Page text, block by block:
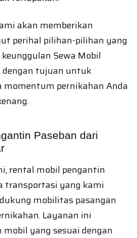
akan memberikan
perihal pilihan-pilihan yang
Sewa Mobil
dengan tujuan untuk
momentum pernikahan Anda
Paseban dari
rental mobil pengantin
transportasi yang kami
mobilitas pasangan
Layanan ini
yang sesuai dengan